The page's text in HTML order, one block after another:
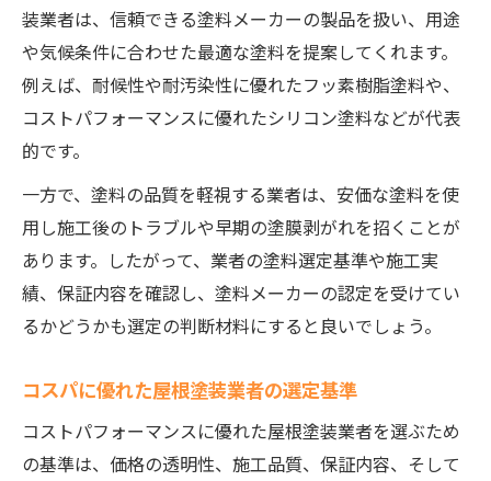
装業者は、信頼できる塗料メーカーの製品を扱い、用途
や気候条件に合わせた最適な塗料を提案してくれます。
例えば、耐候性や耐汚染性に優れたフッ素樹脂塗料や、
コストパフォーマンスに優れたシリコン塗料などが代表
的です。
一方で、塗料の品質を軽視する業者は、安価な塗料を使
用し施工後のトラブルや早期の塗膜剥がれを招くことが
あります。したがって、業者の塗料選定基準や施工実
績、保証内容を確認し、塗料メーカーの認定を受けてい
るかどうかも選定の判断材料にすると良いでしょう。
コスパに優れた屋根塗装業者の選定基準
コストパフォーマンスに優れた屋根塗装業者を選ぶため
の基準は、価格の透明性、施工品質、保証内容、そして